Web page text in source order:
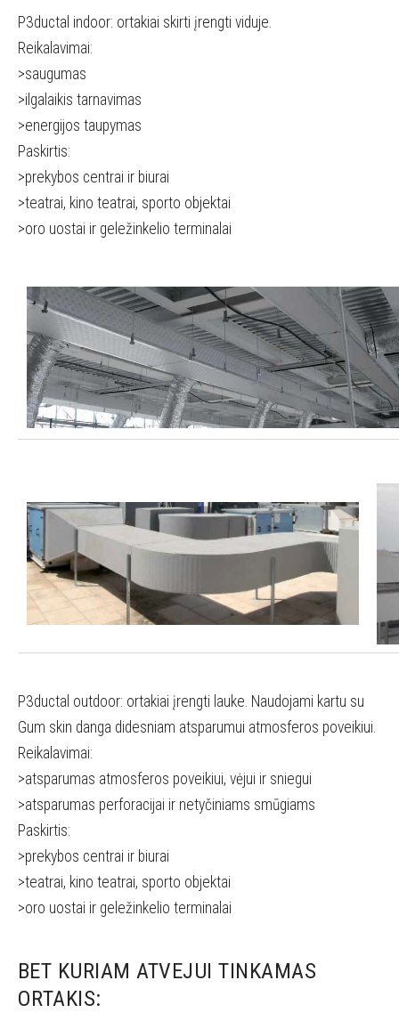
P3ductal indoor: ortakiai skirti įrengti viduje.
Reikalavimai:
>saugumas
>ilgalaikis tarnavimas
>energijos taupymas
Paskirtis:
>prekybos centrai ir biurai
>teatrai, kino teatrai, sporto objektai
>oro uostai ir geležinkelio terminalai
P3ductal outdoor: ortakiai įrengti lauke. Naudojami kartu su
Gum skin danga didesniam atsparumui atmosferos poveikiui.
Reikalavimai:
>atsparumas atmosferos poveikiui, vėjui ir sniegui
>atsparumas perforacijai ir netyčiniams smūgiams
Paskirtis:
>prekybos centrai ir biurai
>teatrai, kino teatrai, sporto objektai
>oro uostai ir geležinkelio terminalai
BET KURIAM ATVEJUI TINKAMAS
ORTAKIS: